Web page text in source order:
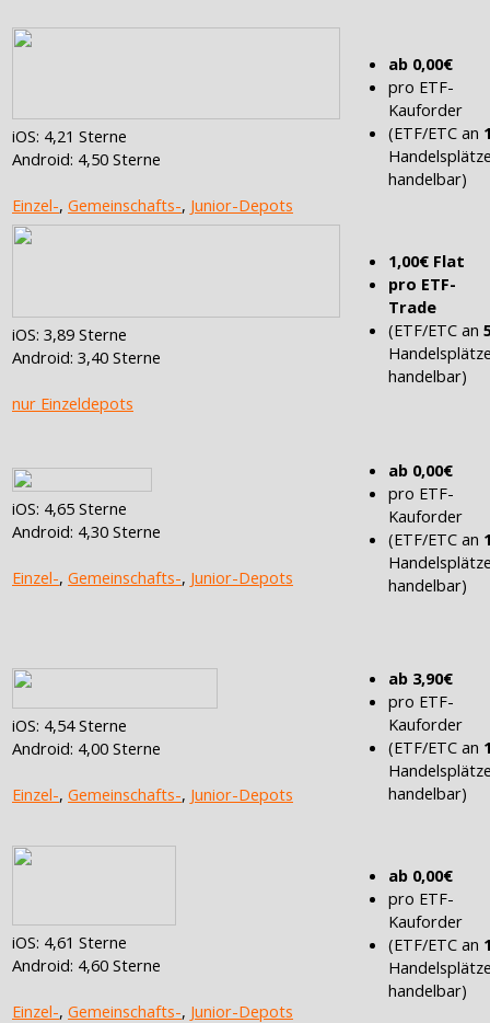
iOS: 4,21 Sterne
Android: 4,50 Sterne
Einzel-, Gemeinschafts-, Junior-Depots
ab 0,00€
pro ETF-
Kauforder
(ETF/ETC an
handelbar)
iOS: 3,89 Sterne
Android: 3,40 Sterne
nur Einzeldepots
1,00€ Flat
pro ETF-
Trade
(ETF/ETC an
handelbar)
iOS: 4,65 Sterne
Android: 4,30 Sterne
Einzel-, Gemeinschafts-, Junior-Depots
ab 0,00€
pro ETF-
Kauforder
(ETF/ETC an
handelbar)
iOS: 4,54 Sterne
Android: 4,00 Sterne
Einzel-, Gemeinschafts-, Junior-Depots
ab 3,90€
pro ETF-
Kauforder
(ETF/ETC an
handelbar)
iOS: 4,61 Sterne
Android: 4,60 Sterne
Einzel-, Gemeinschafts-, Junior-Depots
ab 0,00€
pro ETF-
Kauforder
(ETF/ETC an
handelbar)